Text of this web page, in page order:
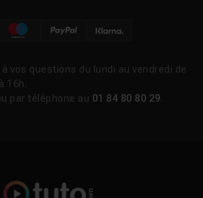
vos questions du lundi au vendredi de
16h.
par téléphone au 01 84 80 80 29